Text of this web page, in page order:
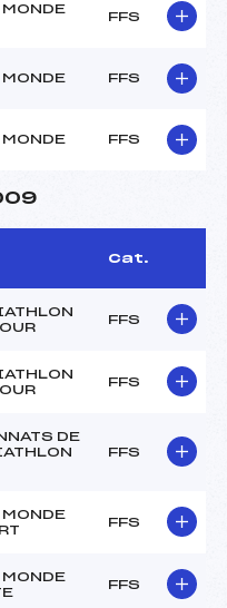
MONDE
FFS
MONDE FFS
MONDE FFS
Cat.
FFS
FFS
DE
FFS
MONDE
FFS
MONDE
FFS